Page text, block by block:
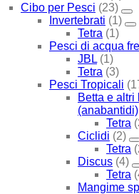
Cibo per Pesci (23)
Invertebrati (1)
Tetra (1)
Pesci di acqua
JBL (1)
Tetra (3)
Pesci Tropicali
Betta e altri
(anabantidi)
Tetra
Ciclidi (2)
Tetra
Discus (4)
Tetra
Mangime